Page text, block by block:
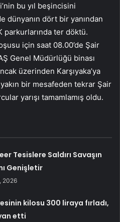
bu yıl beşincisini
dünyanın dört bir yanından
parkurlarında ter döktü.
için saat 08.00’de Şair
Genel Müdürlüğü binası
üzerinden Karşıyaka’ya
bir mesafeden tekrar Şair
yarışı tamamlamış oldu.
Tesislere Saldırı Savaşın
Genişletir
2026
kilosu 300 liraya fırladı,
etti